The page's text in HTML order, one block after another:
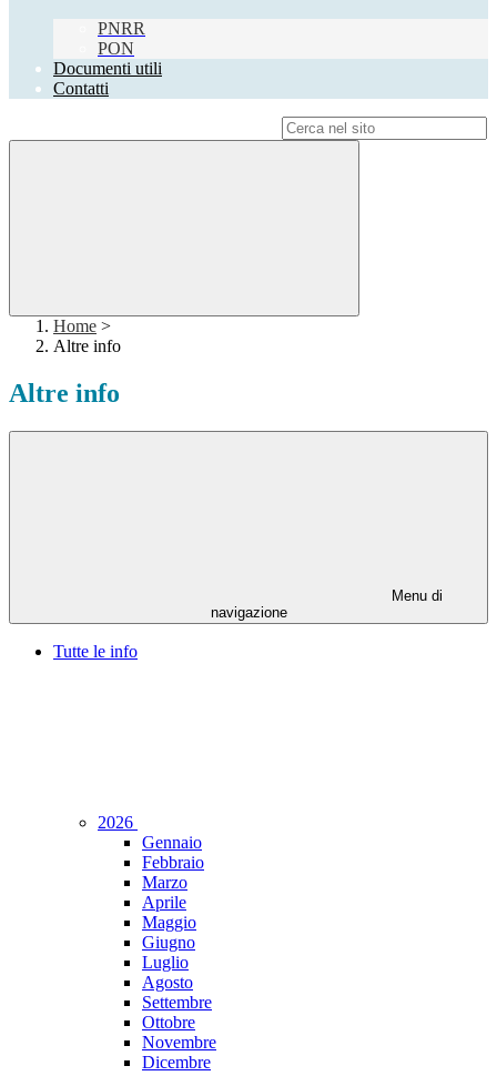
PNRR
PON
Documenti utili
Contatti
Home >
Altre info
Altre info
Menu di
navigazione
Tutte le info
2026
Gennaio
Febbraio
Marzo
Aprile
Maggio
Giugno
Luglio
Agosto
Settembre
Ottobre
Novembre
Dicembre